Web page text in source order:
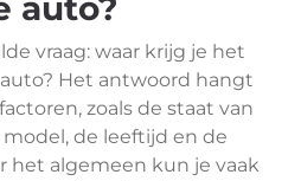
auto?
vraag: waar krijg je het
Het antwoord hangt
zoals de staat van
de leeftijd en de
het algemeen kun je vaak